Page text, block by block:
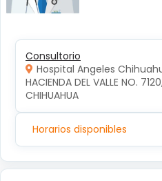
Consultorio
Hospital Angeles
HACIENDA DEL VALLE NO.
CHIHUAHUA
Horarios disponibles